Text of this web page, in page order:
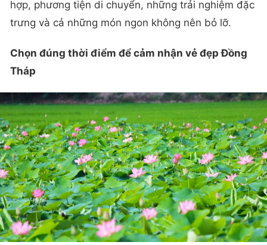
hợp, phương tiện di chuyển, những trải nghiệm đặc
trưng và cả những món ngon không nên bỏ lỡ.
Chọn đúng thời điểm để cảm nhận vẻ đẹp Đồng
Tháp